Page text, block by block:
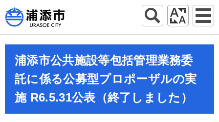
浦添市公共施設等包括管理業務委
託に係る公募型プロポーザルの実
施 R6.5.31公表（終了しました）